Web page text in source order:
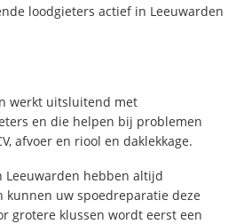
loodgieters actief in Leeuwarden
werkt uitsluitend met
en die helpen bij problemen
afvoer en riool en daklekkage.
Leeuwarden hebben altijd
kunnen uw spoedreparatie deze
grotere klussen wordt eerst een